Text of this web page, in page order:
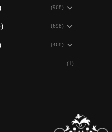
(968)
(698)
(468)
(1)